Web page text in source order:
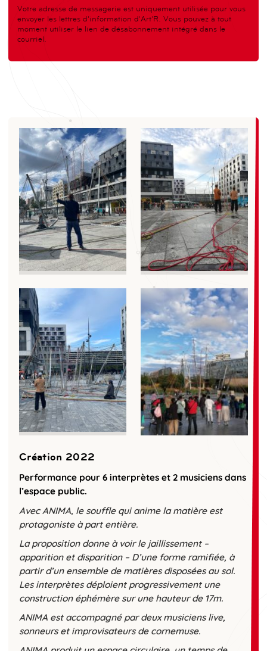
Votre adresse de messagerie est uniquement utilisée pour vous
envoyer les lettres d'information d'Art'R. Vous pouvez à tout
moment utiliser le lien de désabonnement intégré dans le
courriel.
Création 2022
Performance pour 6 interprètes et 2 musiciens dans
l’espace public.
Avec ANIMA, le souffle qui anime la matière est
protagoniste à part entière.
La proposition donne à voir le jaillissement –
apparition et disparition – D’une forme ramifiée, à
partir d’un ensemble de matières disposées au sol.
Les interprètes déploient progressivement une
construction éphémère sur une hauteur de 17m.
ANIMA est accompagné par deux musiciens live,
sonneurs et improvisateurs de cornemuse.